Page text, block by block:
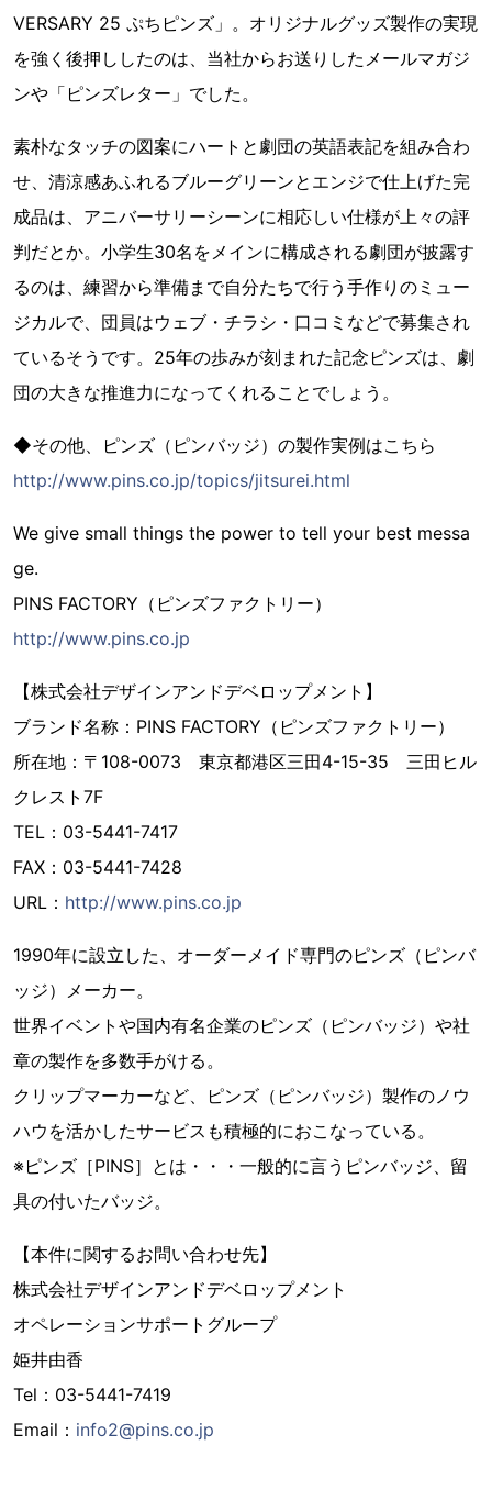
VERSARY 25 ぷちピンズ」。オリジナルグッズ製作の実現
を強く後押ししたのは、当社からお送りしたメールマガジ
ンや「ピンズレター」でした。
素朴なタッチの図案にハートと劇団の英語表記を組み合わ
せ、清涼感あふれるブルーグリーンとエンジで仕上げた完
成品は、アニバーサリーシーンに相応しい仕様が上々の評
判だとか。小学生30名をメインに構成される劇団が披露す
るのは、練習から準備まで自分たちで行う手作りのミュー
ジカルで、団員はウェブ・チラシ・口コミなどで募集され
ているそうです。25年の歩みが刻まれた記念ピンズは、劇
団の大きな推進力になってくれることでしょう。
◆その他、ピンズ（ピンバッジ）の製作実例はこちら
http://www.pins.co.jp/topics/jitsurei.html
We give small things the power to tell your best messa
ge.
PINS FACTORY（ピンズファクトリー）
http://www.pins.co.jp
【株式会社デザインアンドデベロップメント】
ブランド名称：PINS FACTORY（ピンズファクトリー）
所在地：〒108-0073 東京都港区三田4-15-35 三田ヒル
クレスト7F
TEL：03-5441-7417
FAX：03-5441-7428
URL： http://www.pins.co.jp
1990年に設立した、オーダーメイド専門のピンズ（ピンバ
ッジ）メーカー。
世界イベントや国内有名企業のピンズ（ピンバッジ）や社
章の製作を多数手がける。
クリップマーカーなど、ピンズ（ピンバッジ）製作のノウ
ハウを活かしたサービスも積極的におこなっている。
※ピンズ［PINS］とは・・・一般的に言うピンバッジ、留
具の付いたバッジ。
【本件に関するお問い合わせ先】
株式会社デザインアンドデベロップメント
オペレーションサポートグループ
姫井由香
Tel：03-5441-7419
Email： info2@pins.co.jp